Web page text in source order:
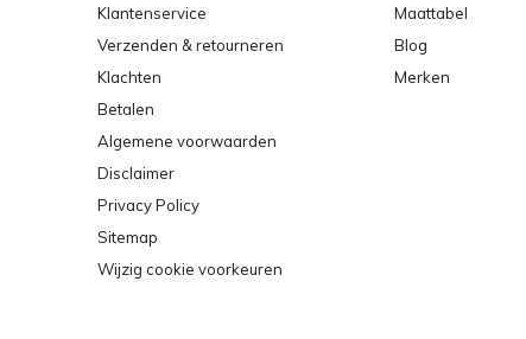
De beste reinigingsmethode voor het kussen is
verkrijgbaar mild wasmiddel op temperaturen tot
bruinachtige verkleuring van het schuim kan niet
niet tot kwaliteitsverlies.
Verwijder na het wasprogramma zoveel
centrifugeprogramma. Laat het ontwaterde
Klantenservice
Verzenden & retourneren
Klachten
Betalen
Algemene voorwaarden
Disclaimer
Privacy Policy
Sitemap
Wijzig cookie voorkeuren
Maattabel
Blog
Merken